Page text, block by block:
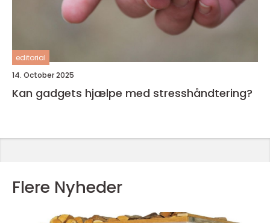
editorial
14. October 2025
Kan gadgets hjælpe med stresshåndtering?
Flere Nyheder